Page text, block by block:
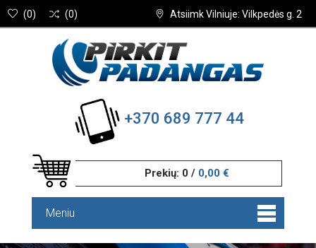
Atsiimk Vilniuje: Vilkpedės g. 2
(0) (0)
+370 689 777 44
Prekių: 0 / 0,00 €
Meniu